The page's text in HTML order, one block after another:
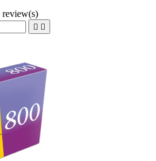
review(s)
 